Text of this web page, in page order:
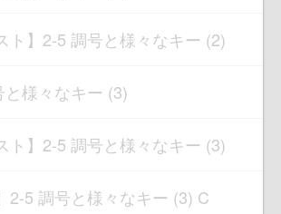
ト】2-5 調号と様々なキー (2)
と様々なキー (3)
ト】2-5 調号と様々なキー (3)
2-5 調号と様々なキー (3) C